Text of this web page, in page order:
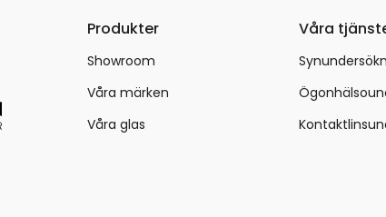
Produkter
Showroom
Våra märken
Våra glas
Våra